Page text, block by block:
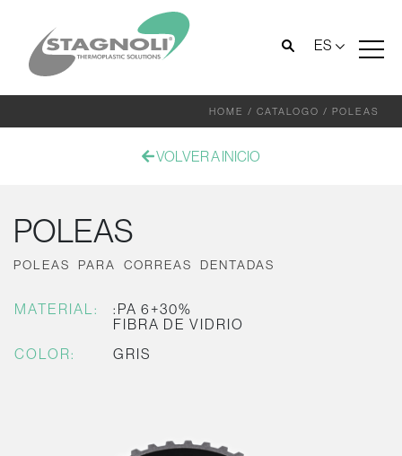
ES
HOME / CATALOGO / POLEAS
VOLVER A INICIO
POLEAS
POLEAS PARA CORREAS DENTADAS
MATERIAL:
:PA 6+30%
FIBRA DE VIDRIO
COLOR:
GRIS